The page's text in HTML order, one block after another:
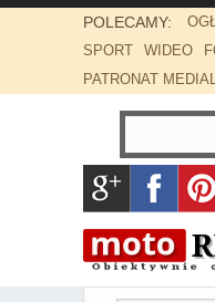
POLECAMY:
SPORT
WIDEO
PATRONAT